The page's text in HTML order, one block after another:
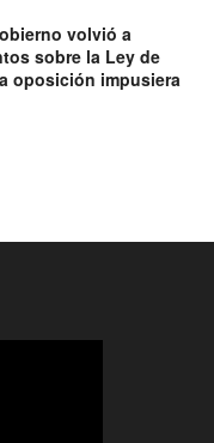
volvió a
sobre la Ley de
oposición impusiera